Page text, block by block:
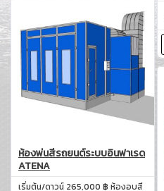
แบบผ้าม่านนี้เป็นทางเลือกที่มี
ประสิทธิภาพสูงและประหยัดพื้นที่
ช่วยให้การทำงานพ่นสีเป็นไปอย่างมี
ประสิทธิภาพและเรียบง่าย
ห้องพ่นสีรถยนต์ระบบอินฟาเรด
ATENA
เริ่มต้น/ดาวน์ 265,000 ฿ ห้องอบสี